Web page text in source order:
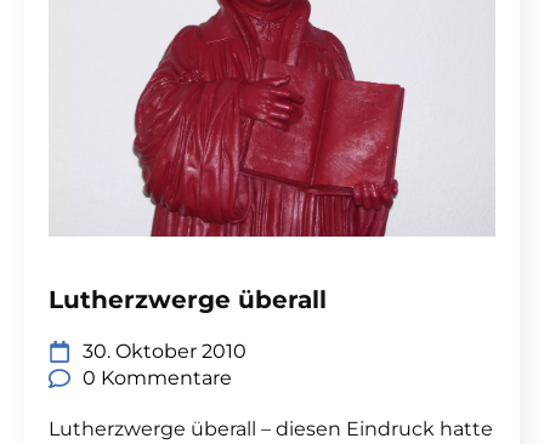
Lutherzwerge überall
30. Oktober 2010
0 Kommentare
Lutherzwerge überall – diesen Eindruck hatte